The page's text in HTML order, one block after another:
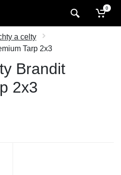
0
a celty
Tarp 2x3
Brandit
2x3